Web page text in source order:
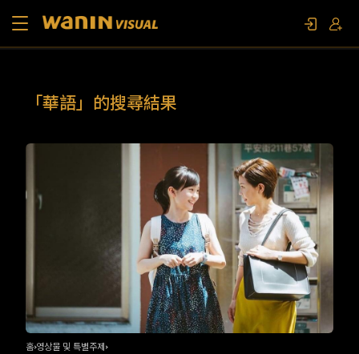
「華語」的搜尋結果
홈 영상물 및 특별주제